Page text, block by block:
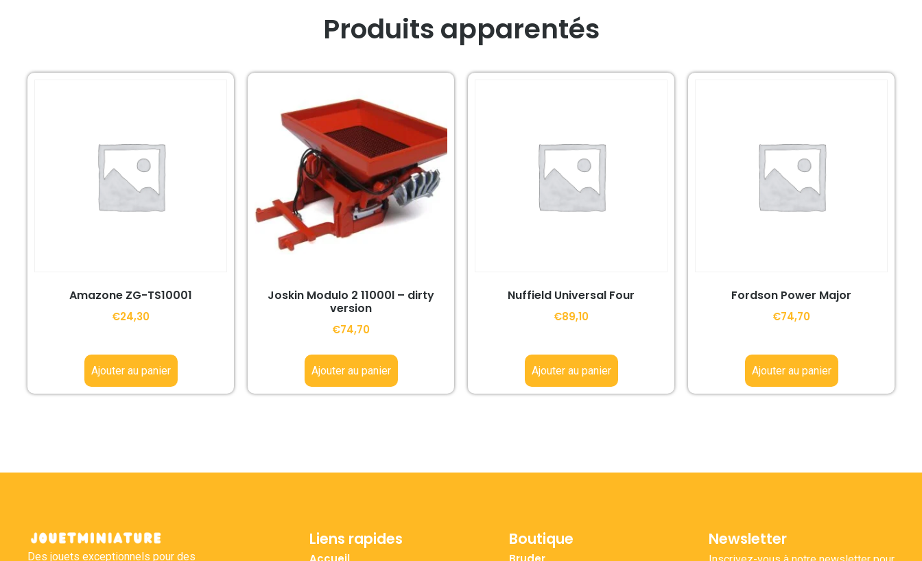
Produits apparentés
Amazone ZG-TS10001
€24,30
Ajouter au panier
Joskin Modulo 2 11000l – dirty
version
€74,70
Ajouter au panier
Nuffield Universal Four
€89,10
Ajouter au panier
Fordson Power Major
€74,70
Ajouter au panier
Des jouets exceptionnels pour des
Liens rapides Boutique Newsletter